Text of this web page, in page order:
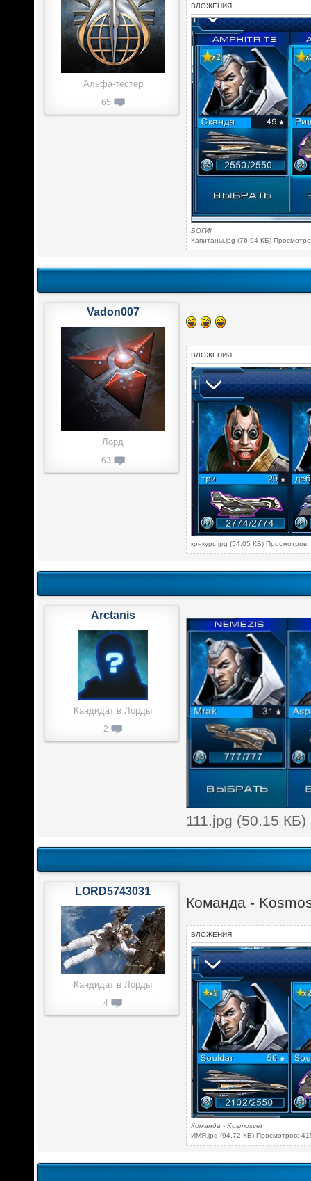
ВЛОЖЕНИЯ
БОГИ!
Капитаны.jpg (76.94 КБ)
Альфа-тестер
65
ВЛОЖЕНИЯ
конкурс.jpg (54.05 КБ)
Vadon007
Лорд
63
111.jpg (50.15
Arctanis
Кандидат в Лорды
2
Команда -
ВЛОЖЕНИЯ
Команда - Kosmosvet
ИМЯ.jpg (94.72 КБ) Просмотров:
LORD5743031
Кандидат в Лорды
4